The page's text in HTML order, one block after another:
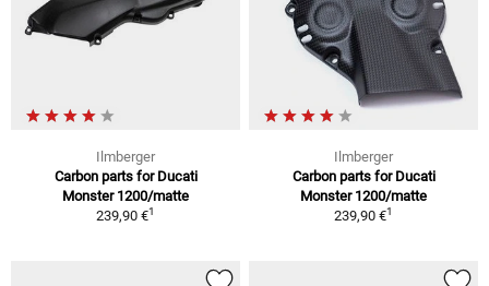
Ilmberger
Carbon parts for Ducati
Monster 1200/matte
239,90 €1
Ilmberger
Carbon parts for Ducati
Monster 1200/matte
239,90 €1